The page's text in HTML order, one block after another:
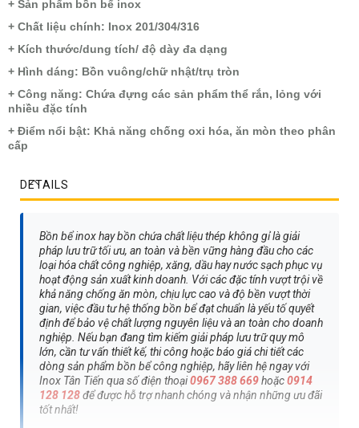
+ Sản phẩm bồn bể inox
+ Chất liệu chính: Inox 201/304/316
+ Kích thước/dung tích/ độ dày đa dạng
+ Hình dáng: Bồn vuông/chữ nhật/trụ tròn
+ Công năng: Chứa đựng các sản phẩm thể rắn, lỏng với
nhiều đặc tính
+ Điểm nổi bật: Khả năng chống oxi hóa, ăn mòn theo phân
cấp
DETAILS
Bồn bể inox hay bồn chứa chất liệu thép không gỉ là giải
pháp lưu trữ tối ưu, an toàn và bền vững hàng đầu cho các
loại hóa chất công nghiệp, xăng, dầu hay nước sạch phục vụ
hoạt động sản xuất kinh doanh. Với các đặc tính vượt trội về
khả năng chống ăn mòn, chịu lực cao và độ bền vượt thời
gian, việc đầu tư hệ thống bồn bể đạt chuẩn là yếu tố quyết
định để bảo vệ chất lượng nguyên liệu và an toàn cho doanh
nghiệp. Nếu bạn đang tìm kiếm giải pháp lưu trữ quy mô
lớn, cần tư vấn thiết kế, thi công hoặc báo giá chi tiết các
dòng sản phẩm bồn bể công nghiệp, hãy liên hệ ngay với
Inox Tân Tiến qua số điện thoại0967 388 669hoặc0914
128 128để được hỗ trợ nhanh chóng và nhận những ưu đãi
tốt nhất!